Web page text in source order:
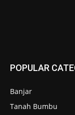
POPULAR
Banjar
Tanah Bumbu